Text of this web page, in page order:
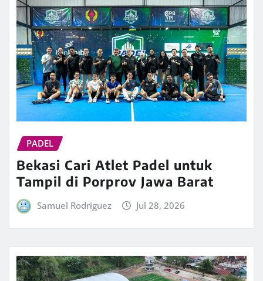
PADEL
Bekasi Cari Atlet Padel untuk
Tampil di Porprov Jawa Barat
Samuel Rodriguez Jul 28, 2026